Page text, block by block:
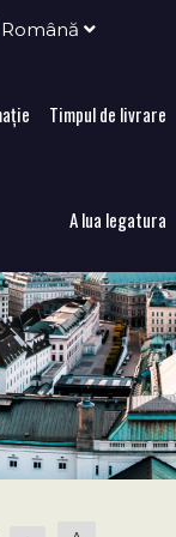
Română
Timpul de livrare
A lua legatura